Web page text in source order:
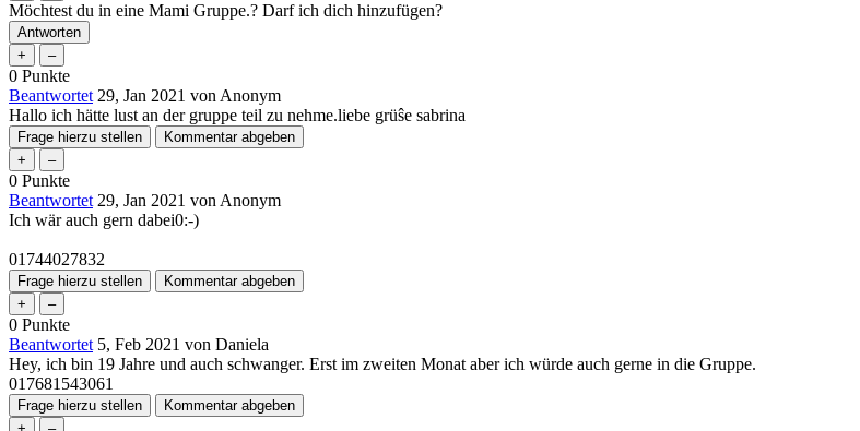
Möchtest du in eine Mami Gruppe.? Darf ich dich hinzufügen?
0 Punkte
Beantwortet 29, Jan 2021 von Anonym
Hallo ich hätte lust an der gruppe teil zu nehme.liebe grüŝe sabrina
0 Punkte
Beantwortet 29, Jan 2021 von Anonym
Ich wär auch gern dabei0:-)
01744027832
0 Punkte
Beantwortet 5, Feb 2021 von Daniela
Hey, ich bin 19 Jahre und auch schwanger. Erst im zweiten Monat aber ich würde auch gerne in die Gruppe.
017681543061